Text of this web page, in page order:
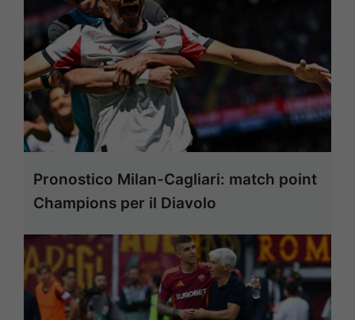
Pronostico Milan-Cagliari: match point
Champions per il Diavolo